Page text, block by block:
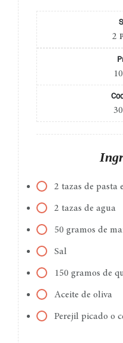
2
10
30
2 tazas de
2 tazas de agua
50 gramos de
Sal
150 gramos de
Aceite de oliva
Perejil picado o